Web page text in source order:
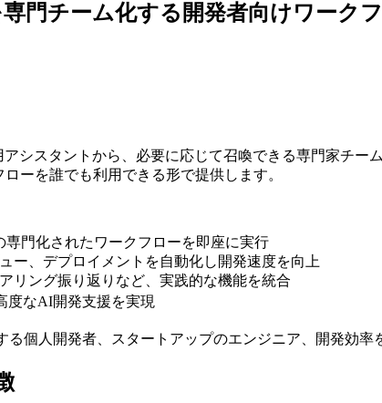
専門チーム化する開発者向けワーク
アシスタントから、必要に応じて召喚できる専門家チ
ーを誰でも利用できる形で提供します。
専門化されたワークフローを即座に実行
ー、デプロイメントを自動化し開発速度を向上
リング振り返りなど、実践的な機能を統合
度なAI開発支援を実現
る個人開発者、スタートアップのエンジニア、開発効